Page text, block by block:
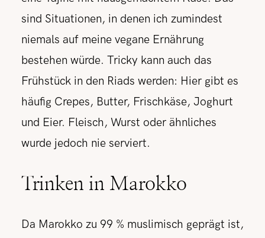
sind Situationen, in denen ich zumindest
niemals auf meine vegane Ernährung
bestehen würde. Tricky kann auch das
Frühstück in den Riads werden: Hier gibt es
häufig Crepes, Butter, Frischkäse, Joghurt
und Eier. Fleisch, Wurst oder ähnliches
wurde jedoch nie serviert.
Trinken in Marokko
Da Marokko zu 99 % muslimisch geprägt ist,